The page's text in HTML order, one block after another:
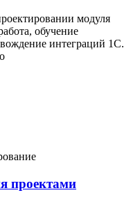
модуля
обучение
интеграций 1С.
проектами